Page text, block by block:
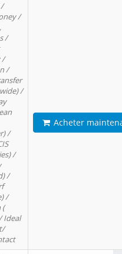
/
/
/
/
/
/
/
/
/
(
Ideal
Acheter